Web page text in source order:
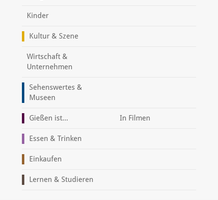
Kinder
Kultur & Szene
Wirtschaft &
Unternehmen
Sehenswertes &
Museen
Gießen ist... In Filmen
Essen & Trinken
Einkaufen
Lernen & Studieren